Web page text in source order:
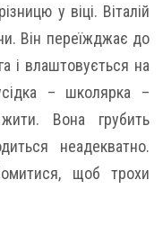
у віці. Віталій
Він переїжджає до
і влаштовується на
– школярка –
Вона грубить
неадекватно.
щоб трохи